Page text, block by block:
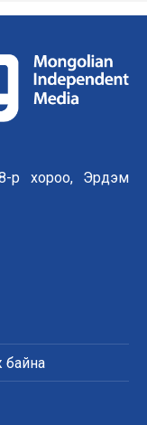
8-р хороо, Эрдэм
байна